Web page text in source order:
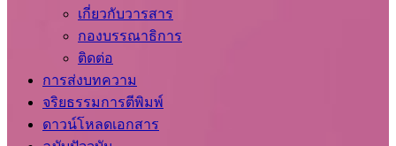
เกี่ยวกับวารสาร
กองบรรณาธิการ
ติดต่อ
การส่งบทความ
จริยธรรมการตีพิมพ์
ดาวน์โหลดเอกสาร